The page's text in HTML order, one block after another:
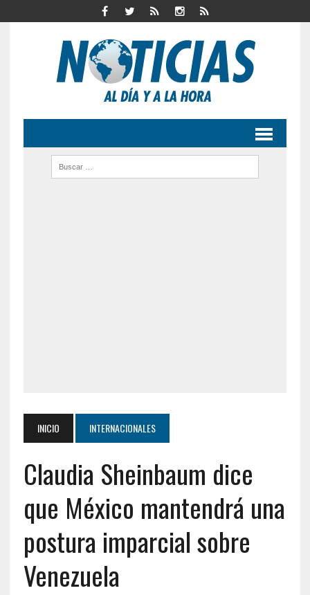
INICIO INTERNACIONALES
Claudia Sheinbaum dice
que México mantendrá una
postura imparcial sobre
Venezuela